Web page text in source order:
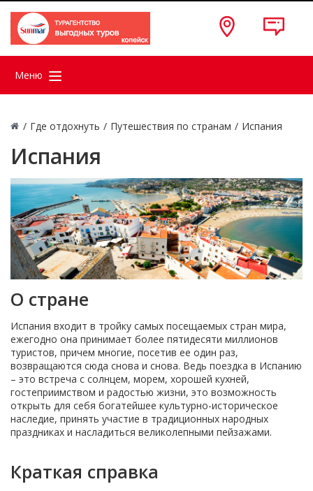
Меню
/ Где отдохнуть / Путешествия по странам / Испания
Испания
О стране
Испания входит в тройку самых посещаемых стран мира,
ежегодно она принимает более пятидесяти миллионов
туристов, причем многие, посетив ее один раз,
возвращаются сюда снова и снова. Ведь поездка в Испанию
– это встреча с солнцем, морем, хорошей кухней,
гостеприимством и радостью жизни, это возможность
открыть для себя богатейшее культурно-историческое
наследие, принять участие в традиционных народных
праздниках и насладиться великолепными пейзажами.
Краткая справка